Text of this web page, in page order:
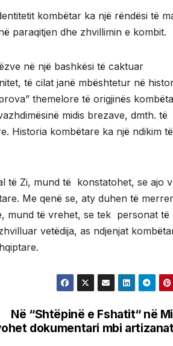
kombëtar ka një rëndësi të
paraqitjen dhe zhvillimin e kombit.
në një bashkësi të caktuar
të cilat janë mbështetur në
themelore të origjinës
midis brezave, dmth. të
Historia kombëtare ka një ndikim të
të Zi, mund të konstatohet, se ajo
Me qenë se, aty duhen të
mund të vrehet, se tek personat të
vetëdija, as ndjenjat
Në “Shtëpinë e Fshatit“ në
dokumentari mbi